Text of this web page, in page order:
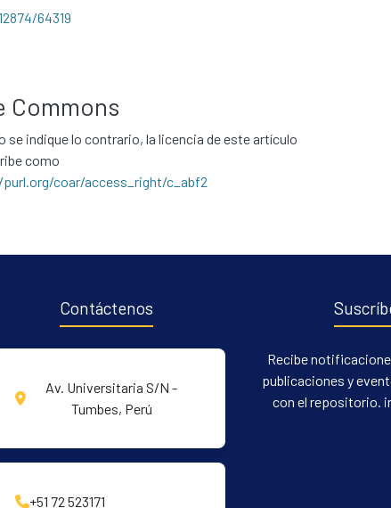
64319
Commons
se indique lo contrario, la licencia de este artículo
como
coar/access_right/c_abf2
Contáctenos
Av. Universitaria S/N -
Tumbes, Perú
+51 72 523171
Recibe
publicaciones y
con el repositorio.